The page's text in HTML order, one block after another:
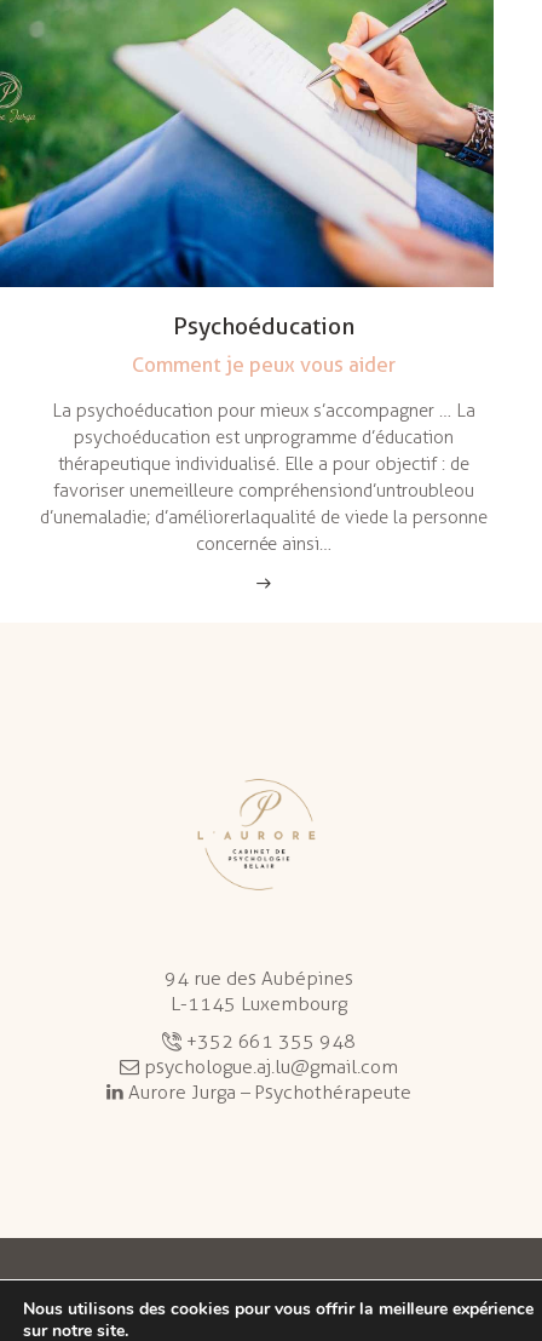
Psychoéducation
Comment je peux vous aider
La psychoéducation pour mieux s’accompagner … La
psychoéducation est un programme d’éducation
thérapeutique individualisé. Elle a pour objectif : de
favoriser une meilleure compréhension d’un trouble ou
d’une maladie ; d’améliorer la qualité de vie de la personne
concernée ainsi…
94 rue des Aubépines
L-1145 Luxembourg
+352 661 355 948
psychologue.aj.lu@gmail.com
Aurore Jurga – Psychothérapeute
Aurore Jurga © 2026 All Rights Reserved.
Nous utilisons des cookies pour vous offrir la meilleure expérience
sur notre site.